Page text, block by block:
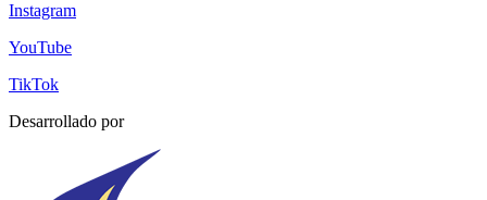
Instagram
YouTube
TikTok
Desarrollado por